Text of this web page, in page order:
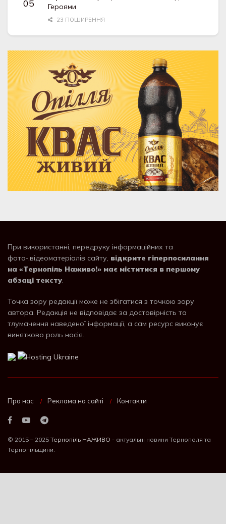
Героями
23 ПОШИРЕННЯ
При використанні, передруку інформаційних та
фото-,відеоматеріалів сайту, відкрите гіперпосилання
на «Тернопіль Наживо!» має міститися в першому
абзаці тексту.
Точка зору редакції може не збігатися з точкою зору
автора. Редакція не відповідає за достовірність та
тлумачення наведеної інформації, а сам ресурс виконує
винятково роль носія.
Про нас Реклама на сайті Контакти
© 2015 – 2025 Тернопіль НАЖИВО - актуальні новини Тернополя та
Тернопільщини.